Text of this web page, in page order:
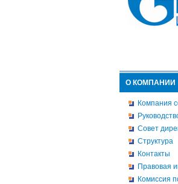
О КОМПАНИИ
Компания
Совет
Структура
Контакты
Правовая
Комиссия